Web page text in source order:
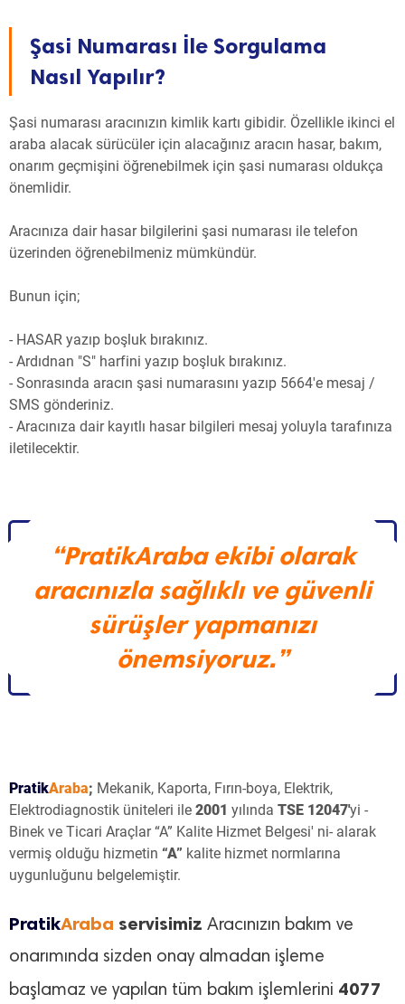
Şasi Numarası İle Sorgulama
Nasıl Yapılır?
Şasi numarası aracınızın kimlik kartı gibidir. Özellikle ikinci el
araba alacak sürücüler için alacağınız aracın hasar, bakım,
onarım geçmişini öğrenebilmek için şasi numarası oldukça
önemlidir.
Aracınıza dair hasar bilgilerini şasi numarası ile telefon
üzerinden öğrenebilmeniz mümkündür.
Bunun için;
- HASAR yazıp boşluk bırakınız.
- Ardıdnan "S" harfini yazıp boşluk bırakınız.
- Sonrasında aracın şasi numarasını yazıp 5664'e mesaj /
SMS gönderiniz.
- Aracınıza dair kayıtlı hasar bilgileri mesaj yoluyla tarafınıza
iletilecektir.
“PratikAraba ekibi olarak
aracınızla sağlıklı ve güvenli
sürüşler yapmanızı
önemsiyoruz.”
PratikAraba; Mekanik, Kaporta, Fırın-boya, Elektrik,
Elektrodiagnostik üniteleri ile 2001 yılında TSE 12047'yi -
Binek ve Ticari Araçlar “A” Kalite Hizmet Belgesi' ni- alarak
vermiş olduğu hizmetin “A” kalite hizmet normlarına
uygunluğunu belgelemiştir.
PratikAraba servisimiz Aracınızın bakım ve
onarımında sizden onay almadan işleme
başlamaz ve yapılan tüm bakım işlemlerini 4077